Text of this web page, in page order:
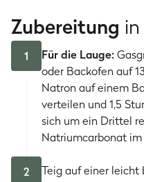
Zubereitung
1 Für die Lauge:
oder Backofen auf
Natron auf einem
verteilen und 1,5
sich um ein Drittel
Natriumcarbonat im
2
Teig auf einer